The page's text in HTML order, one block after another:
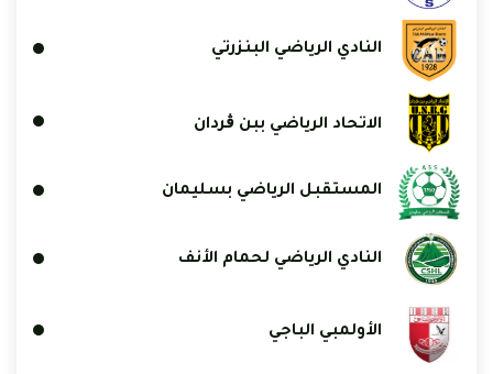
النادي الرياضي البنزرتي
الاتحاد الرياضي ببن ڨردان
المستقبل الرياضي بسليمان
النادي الرياضي لحمام الأنف
الأولمبي الباجي